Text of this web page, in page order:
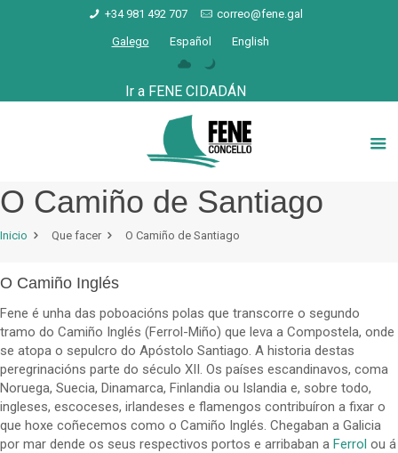
+34 981 492 707 correo@fene.gal
Galego Español English
Ir a FENE CIDADÁN
O Camiño de Santiago
Inicio Que facer O Camiño de Santiago
O Camiño Inglés
Fene é unha das poboacións polas que transcorre o segundo
tramo do Camiño Inglés (Ferrol-Miño) que leva a Compostela, onde
se atopa o sepulcro do Apóstolo Santiago. A historia destas
peregrinacións parte do século XII. Os países escandinavos, coma
Noruega, Suecia, Dinamarca, Finlandia ou Islandia e, sobre todo,
ingleses, escoceses, irlandeses e flamengos contribuíron a fixar o
que hoxe coñecemos como o Camiño Inglés. Chegaban a Galicia
por mar dende os seus respectivos portos e arribaban a Ferrol ou á